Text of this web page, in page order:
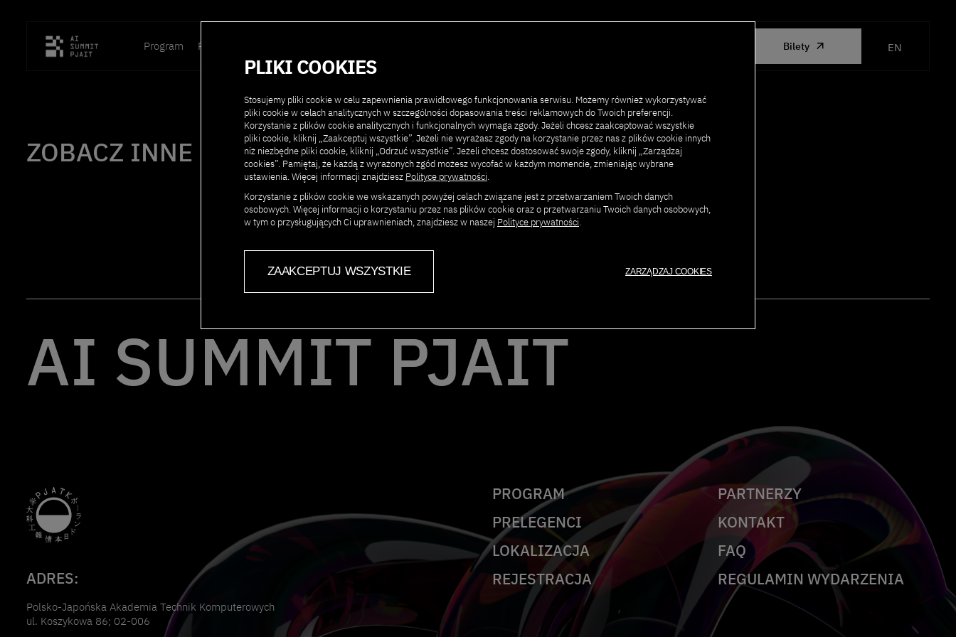
Program Prelegenci Bilety EN
ZOBACZ INNE RÓWNIE INTERESUJĄCE…
TWÓJ KOSZYK JEST OBECNIE PUSTY!
NOWE W SKLEPIE
AI SUMMIT PJAIT
ADRES:
Polsko-Japońska Akademia Technik Komputerowych
ul. Koszykowa 86; 02-006
PROGRAM
PRELEGENCI
LOKALIZACJA
REJESTRACJA
PARTNERZY
KONTAKT
FAQ
REGULAMIN WYDARZENIA
PLIKI COOKIES
Stosujemy pliki cookie w celu zapewnienia prawidłowego funkcjonowania serwisu. Możemy również wykorzystywać
pliki cookie w celach analitycznych w szczególności dopasowania treści reklamowych do Twoich preferencji.
Korzystanie z plików cookie analitycznych i funkcjonalnych wymaga zgody. Jeżeli chcesz zaakceptować wszystkie
pliki cookie, kliknij „Zaakceptuj wszystkie”. Jeżeli nie wyrażasz zgody na korzystanie przez nas z plików cookie innych
niż niezbędne pliki cookie, kliknij „Odrzuć wszystkie”. Jeżeli chcesz dostosować swoje zgody, kliknij „Zarządzaj
cookies”. Pamiętaj, że każdą z wyrażonych zgód możesz wycofać w każdym momencie, zmieniając wybrane
ustawienia. Więcej informacji znajdziesz Polityce prywatności.
Korzystanie z plików cookie we wskazanych powyżej celach związane jest z przetwarzaniem Twoich danych
osobowych. Więcej informacji o korzystaniu przez nas plików cookie oraz o przetwarzaniu Twoich danych osobowych,
w tym o przysługujących Ci uprawnieniach, znajdziesz w naszej Polityce prywatności.
ZAAKCEPTUJ WSZYSTKIE ZARZĄDZAJ COOKIES